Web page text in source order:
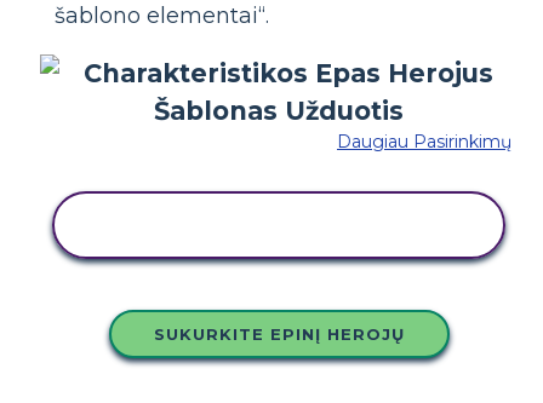
šablono elementai“.
Daugiau Pasirinkimų
SUKURKITE EPINĮ HEROJŲ